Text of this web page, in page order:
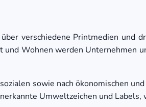
verschiedene Printmedien und
Wohnen werden Unternehmen
sowie nach ökonomischen
Umweltzeichen und